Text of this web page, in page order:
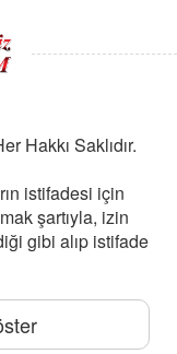
Hakkı Saklıdır.
istifadesi için
şartıyla, izin
gibi alıp istifade